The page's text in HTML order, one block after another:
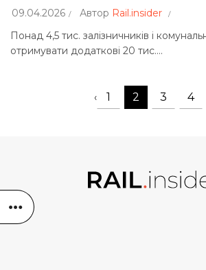
09.04.2026 Автор Rail.insider
Понад 4,5 тис. залізничників і
отримувати додаткові 20 тис....
‹ 1 2 3 4